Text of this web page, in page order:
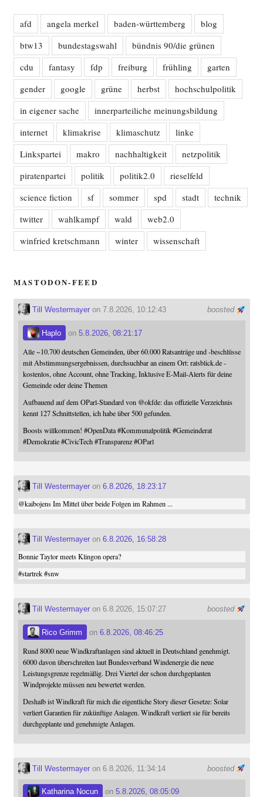
afd angela merkel baden-württemberg
blog
btw13
bundestagswahl
bündnis 90/die grünen
cdu
fantasy fdp freiburg frühling
garten
gender
google grüne herbst
hochschulpolitik
in eigener sache
innerparteiliche meinungsbildung
internet
klimakrise klimaschutz
linke
Linkspartei
makro nachhaltigkeit
netzpolitik
piratenpartei
politik politik2.0
rieselfeld
science fiction
sf sommer spd stadt
technik
twitter
wahlkampf wald
web2.0
winfried kretschmann
winter wissenschaft
MASTODON-FEED
boosted
Till Westermayeron 7.8.2026, 10:12:43
Haplo on 5.8.2026, 08:21:17
Alle ~10.700 deutschen Gemeinden, über 60.000 Ratsanträge und -beschlüsse
mit Abstimmungsergebnissen, durchsuchbar an einem Ort: ratsblick.de -
kostenlos, ohne Account, ohne Tracking, Inklusive E-Mail-Alerts für deine
Gemeinde oder deine Themen
Aufbauend auf dem OParl-Standard von @okfde: das offizielle Verzeichnis
kennt 127 Schnittstellen, ich habe über 500 gefunden.
Boosts willkommen! #OpenData #Kommunalpolitik #Gemeinderat
#Demokratie #CivicTech #Transparenz #OParl
Till Westermayeron 6.8.2026, 18:23:17
@kaibojensIm Mittel über beide Folgen im Rahmen ...
Till Westermayeron 6.8.2026, 16:58:28
Bonnie Taylor meets Klingon opera?
#startrek #snw
boosted
Till Westermayeron 6.8.2026, 15:07:27
Rico Grimm on 6.8.2026, 08:46:25
Rund 8000 neue Windkraftanlagen sind aktuell in Deutschland genehmigt.
6000 davon überschreiten laut Bundesverband Windenergie die neue
Leistungsgrenze regelmäßig. Drei Viertel der schon durchgeplanten
Windprojekte müssen neu bewertet werden.
Deshalb ist Windkraft für mich die eigentliche Story dieser Gesetze: Solar
verliert Garantien für zukünftige Anlagen. Windkraft verliert sie für bereits
durchgeplante und genehmigte Anlagen.
boosted
Till Westermayeron 6.8.2026, 11:34:14
Katharina Nocun on 5.8.2026, 08:05:09